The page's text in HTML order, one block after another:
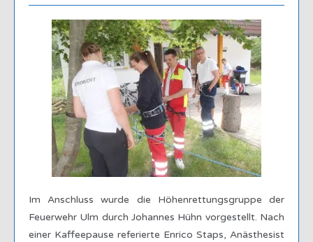
Im Anschluss wurde die Höhenrettungsgruppe der
Feuerwehr Ulm durch Johannes Hühn vorgestellt. Nach
einer Kaffeepause referierte Enrico Staps, Anästhesist